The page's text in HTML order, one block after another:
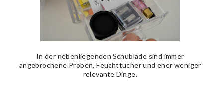
In der nebenliegenden Schublade sind immer
angebrochene Proben, Feuchttücher und eher weniger
relevante Dinge.